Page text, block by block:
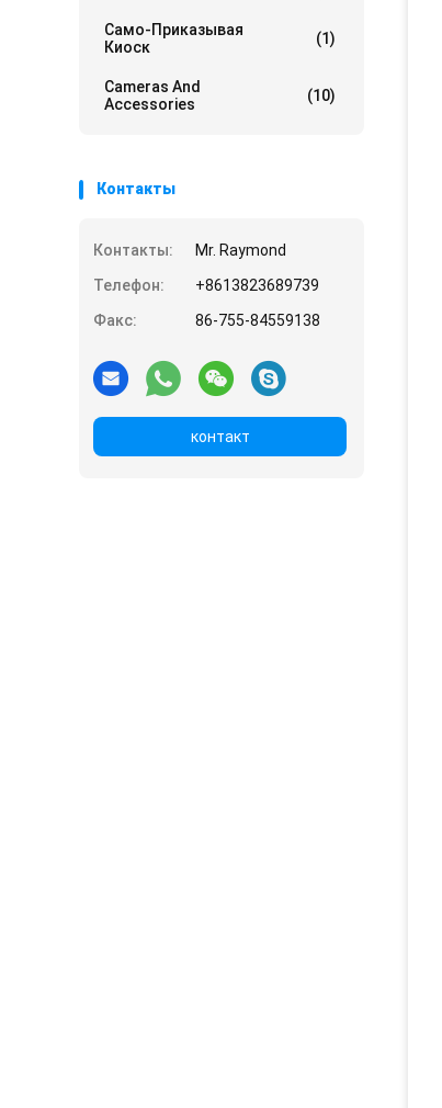
Само-Приказывая
Киоск
(1)
Cameras And
Accessories
(10)
Контакты
Контакты:
Mr. Raymond
Телефон:
+8613823689739
Факс:
86-755-84559138
контакт